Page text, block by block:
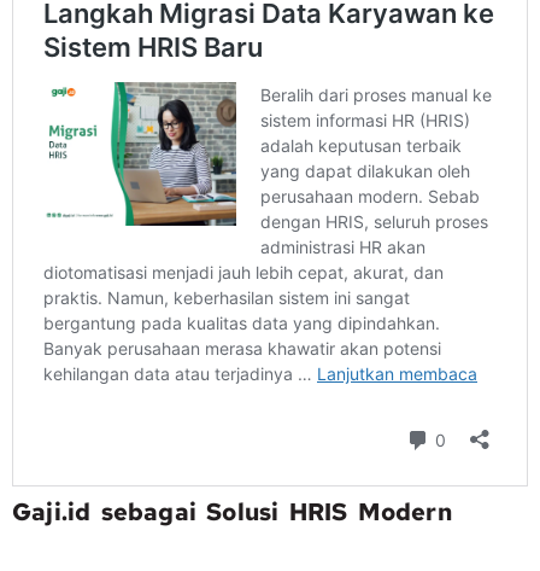
Gaji.id sebagai Solusi HRIS Modern